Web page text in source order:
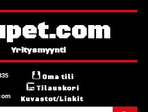
Oma tili
Tilauskori
Kuvastot/Linkit